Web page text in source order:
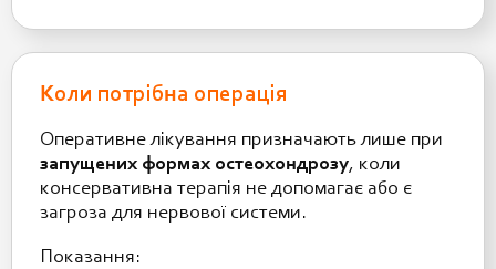
Коли потрібна операція
Оперативне лікування призначають лише при
запущених формах остеохондрозу, коли
консервативна терапія не допомагає або є
загроза для нервової системи.
Показання: